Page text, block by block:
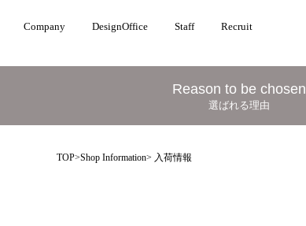
Company DesignOffice Staff Recruit
Reason to be chosen
選ばれる理由
TOP>Shop Information> 入荷情報